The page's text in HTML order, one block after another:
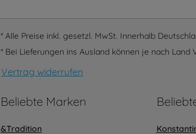
* Alle Preise inkl. gesetzl. MwSt. Innerhalb
* Bei Lieferungen ins Ausland können je nach
Vertrag widerrufen
Beliebte Marken
&Tradition